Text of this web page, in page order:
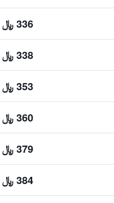
336 ﷼
338 ﷼
353 ﷼
360 ﷼
379 ﷼
384 ﷼